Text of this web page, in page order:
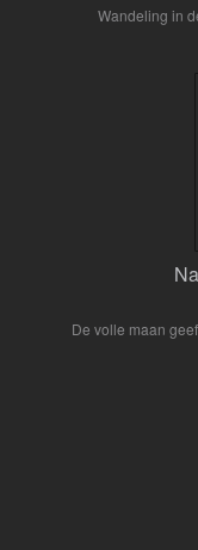
Wandeling in
De volle maan